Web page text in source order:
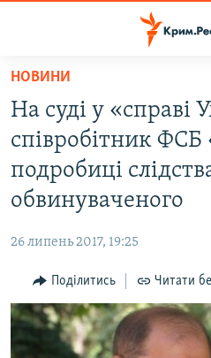
Перейти
основного
матеріалу
Перейти
до
основної
Перейти
пошуку
ВОДА.КРИМ
ВІДЕО ТА ФОТО
ПОЛІТИКА
ІНТЕРВ'Ю
ВСЕ ЗА ДЕНЬ
СПЕЦПРОЕКТИ
НОВИНИ
На суді у «справі
співробітник ФСБ
подробиці
обвинуваченого
26 липень 2017, 19:25
Поділитись Читати